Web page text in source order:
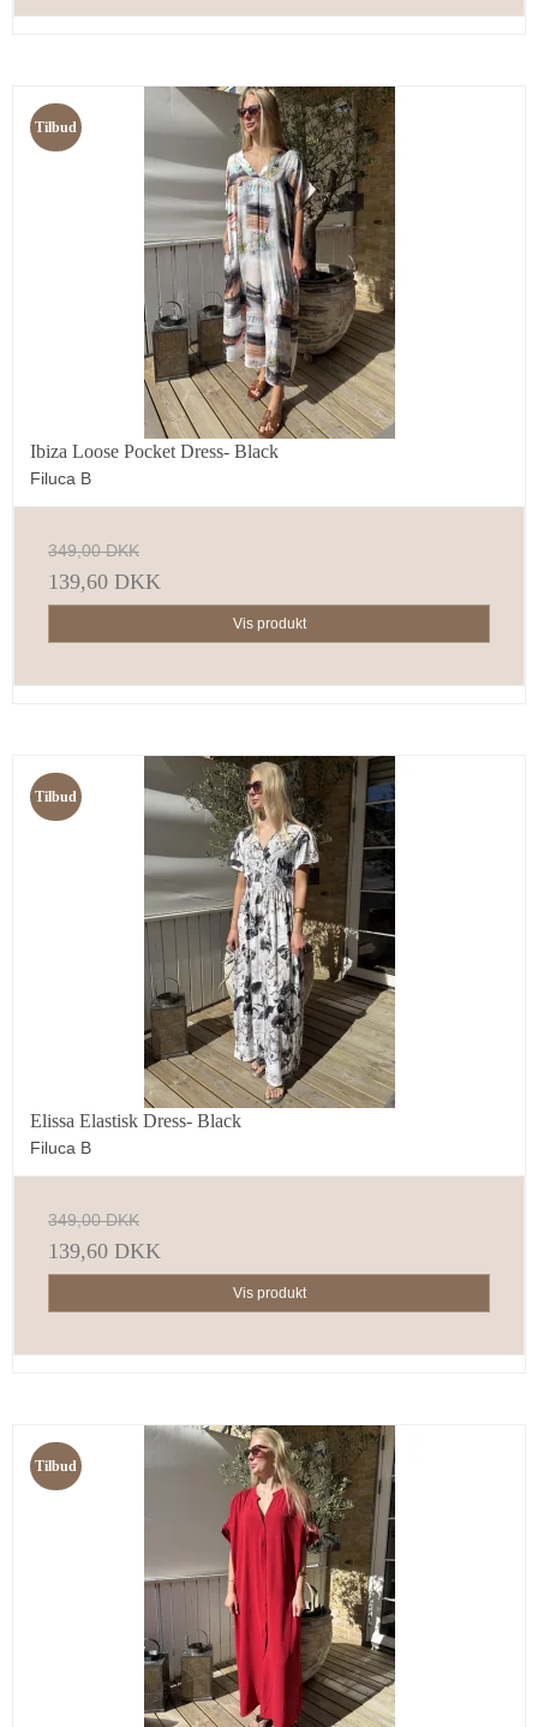
Tilbud
Ibiza Loose Pocket Dress- Black
Filuca B
349,00 DKK
139,60 DKK
Vis produkt
Tilbud
Elissa Elastisk Dress- Black
Filuca B
349,00 DKK
139,60 DKK
Vis produkt
Tilbud